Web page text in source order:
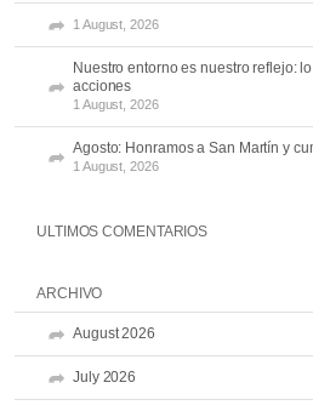
1 August, 2026
Nuestro entorno es nuestro reflejo:
acciones
1 August, 2026
Agosto: Honramos a San Martín y
1 August, 2026
ULTIMOS COMENTARIOS
ARCHIVO
August 2026
July 2026